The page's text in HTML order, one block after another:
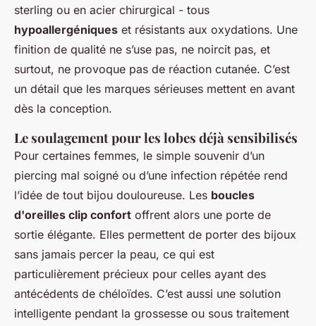
sterling ou en acier chirurgical - tous
hypoallergéniques et résistants aux oxydations. Une
finition de qualité ne s’use pas, ne noircit pas, et
surtout, ne provoque pas de réaction cutanée. C’est
un détail que les marques sérieuses mettent en avant
dès la conception.
Le soulagement pour les lobes déjà sensibilisés
Pour certaines femmes, le simple souvenir d’un
piercing mal soigné ou d’une infection répétée rend
l’idée de tout bijou douloureuse. Les boucles
d'oreilles clip confort offrent alors une porte de
sortie élégante. Elles permettent de porter des bijoux
sans jamais percer la peau, ce qui est
particulièrement précieux pour celles ayant des
antécédents de chéloïdes. C’est aussi une solution
intelligente pendant la grossesse ou sous traitement